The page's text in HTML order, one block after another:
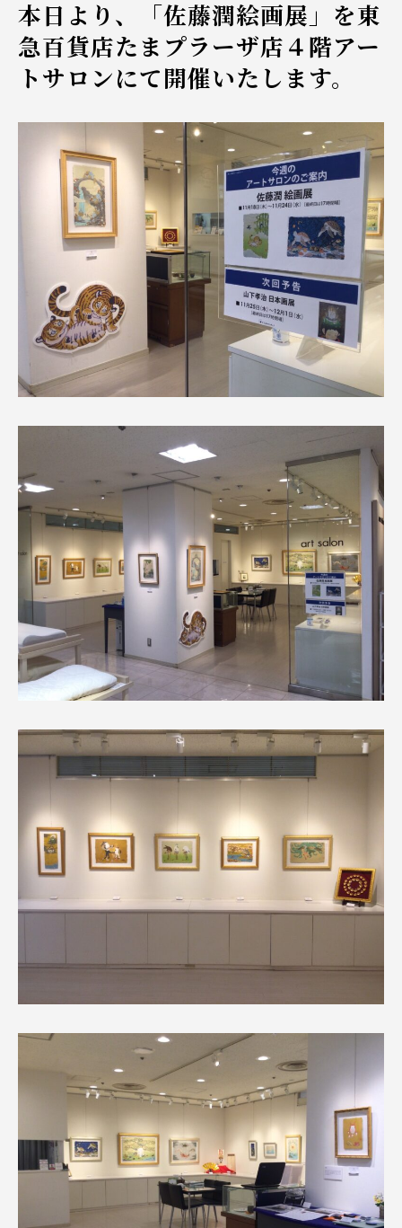
本日より、「佐藤潤絵画展」を東
急百貨店たまプラーザ店４階アー
トサロンにて開催いたします。